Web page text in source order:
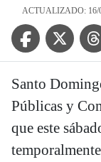
ACTUALIZADO: 16/
Facebook IconTwitter Icon
Santo
Públicas y
que este